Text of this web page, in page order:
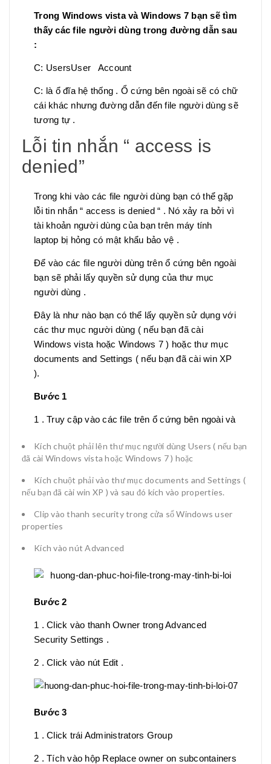
Trong Windows vista và Windows 7 bạn sẽ tìm
thấy các file người dùng trong đường dẫn sau
:
C: UsersUser Account
C: là ổ đĩa hệ thống . Ổ cứng bên ngoài sẽ có chữ
cái khác nhưng đường dẫn đến file người dùng sẽ
tương tự .
Lỗi tin nhắn “ access is
denied”
Trong khi vào các file người dùng bạn có thể gặp
lỗi tin nhắn “ access is denied “ . Nó xảy ra bởi vì
tài khoản người dùng của bạn trên máy tính
laptop bị hỏng có mật khẩu bảo vệ .
Để vào các file người dùng trên ổ cứng bên ngoài
bạn sẽ phải lấy quyền sử dụng của thư mục
người dùng .
Đây là như nào bạn có thể lấy quyền sử dụng với
các thư mục người dùng ( nếu bạn đã cài
Windows vista hoặc Windows 7 ) hoặc thư mục
documents and Settings ( nếu bạn đã cài win XP
).
Bước 1
1 . Truy cập vào các file trên ổ cứng bên ngoài và
Kích chuột phải lên thư mục người dùng Users ( nếu bạn
đã cài Windows vista hoặc Windows 7 ) hoặc
Kích chuột phải vào thư mục documents and Settings (
nếu bạn đã cài win XP ) và sau đó kích vào properties.
Clip vào thanh security trong cửa sổ Windows user
properties
Kích vào nút Advanced
Bước 2
1 . Click vào thanh Owner trong Advanced
Security Settings .
2 . Click vào nút Edit .
Bước 3
1 . Click trái Administrators Group
2 . Tích vào hộp Replace owner on subcontainers